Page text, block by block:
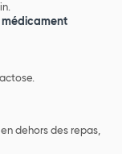
dehors des repas,